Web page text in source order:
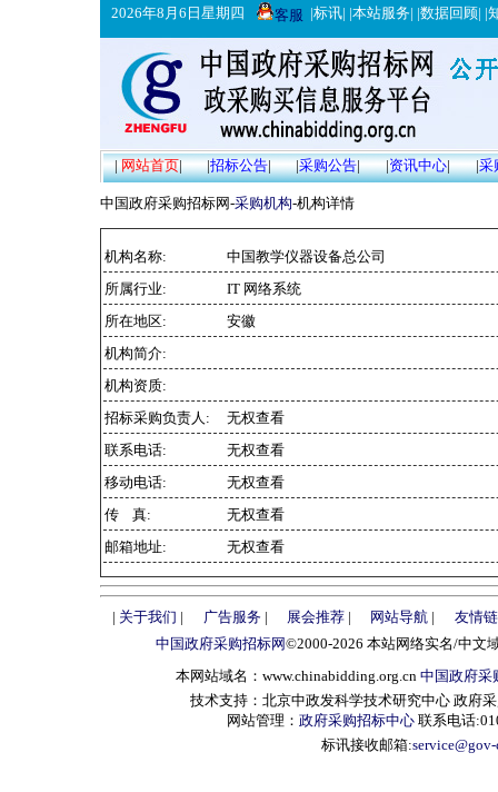
2026年8月6日星期四 客服 |标讯| |本站服务| |数据回顾| |
|网站首页| |招标公告| |采购公告| |资讯中心| |采
中国政府采购招标网-采购机构-机构详情
机构名称:
中国教学仪器设备总公司
所属行业:
IT 网络系统
所在地区:
安徽
机构简介:
机构资质:
招标采购负责人:
无权查看
联系电话:
无权查看
移动电话:
无权查看
传 真:
无权查看
邮箱地址:
无权查看
| 关于我们 | 广告服务| 展会推荐| 网站导航 |
友情
中国政府采购招标网©2000-2026 本站网络实名/中文
本网站域名：www.chinabidding.org.cn 中国政府采
技术支持：北京中政发科学技术研究中心 政府
网站管理： 政府采购招标中心 联系电话
标讯接收邮箱: